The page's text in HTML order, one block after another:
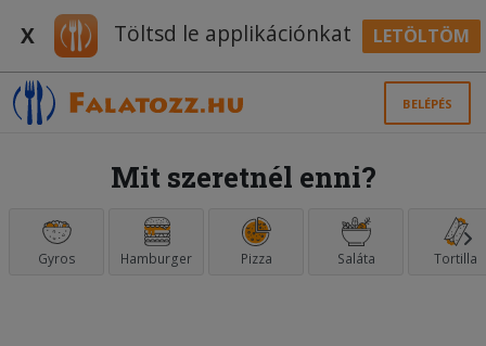
X Töltsd le applikációnkat LETÖLTÖM
BELÉPÉS
Mit szeretnél enni?
Gyros Hamburger Pizza Saláta Tortilla